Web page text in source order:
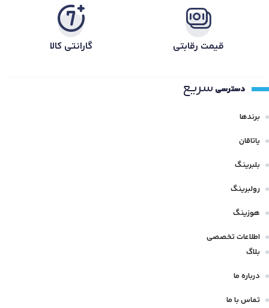
قیمت رقابتی گارانتی کالا
دسترسی سریع
برندها
یاتاقان
بلبرینگ
رولبرینگ
هوزینگ
اطلاعات تخصصی
بلاگ
درباره ما
تماس با ما